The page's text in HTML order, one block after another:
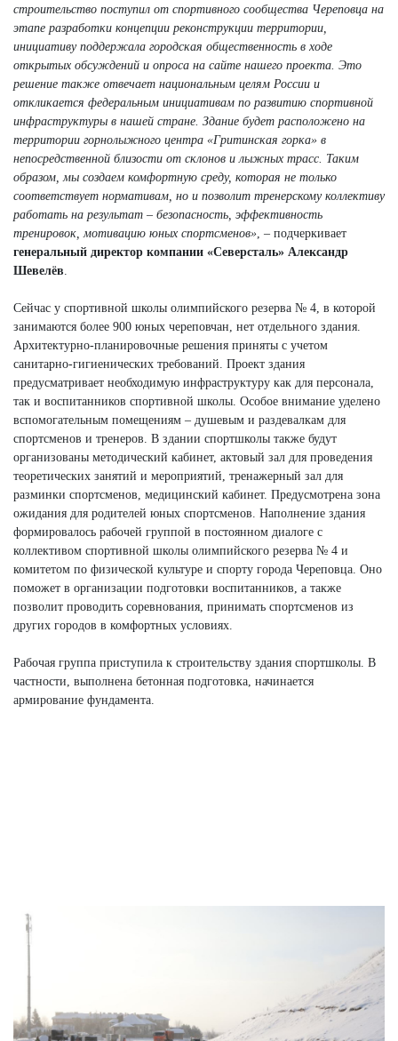
строительство поступил от спортивного сообщества Череповца на
этапе разработки концепции реконструкции территории,
инициативу поддержала городская общественность в ходе
открытых обсуждений и опроса на сайте нашего проекта. Это
решение также отвечает национальным целям России и
откликается федеральным инициативам по развитию спортивной
инфраструктуры в нашей стране. Здание будет расположено на
территории горнолыжного центра «Гритинская горка» в
непосредственной близости от склонов и лыжных трасс. Таким
образом, мы создаем комфортную среду, которая не только
соответствует нормативам, но и позволит тренерскому коллективу
работать на результат – безопасность, эффективность
тренировок, мотивацию юных спортсменов» , – подчеркивает
генеральный директор компании «Северсталь» Александр
Шевелёв
Сейчас у спортивной школы олимпийского резерва № 4, в которой
занимаются более 900 юных череповчан, нет отдельного здания.
Архитектурно-планировочные решения приняты с учетом
санитарно-гигиенических требований. Проект здания
предусматривает необходимую инфраструктуру как для персонала,
так и воспитанников спортивной школы. Особое внимание уделено
вспомогательным помещениям – душевым и раздевалкам для
спортсменов и тренеров. В здании спортшколы также будут
организованы методический кабинет, актовый зал для проведения
теоретических занятий и мероприятий, тренажерный зал для
разминки спортсменов, медицинский кабинет. Предусмотрена зона
ожидания для родителей юных спортсменов. Наполнение здания
формировалось рабочей группой в постоянном диалоге с
коллективом спортивной школы олимпийского резерва № 4 и
комитетом по физической культуре и спорту города Череповца. Оно
поможет в организации подготовки воспитанников, а также
позволит проводить соревнования, принимать спортсменов из
других городов в комфортных условиях.
Рабочая группа приступила к строительству здания спортшколы. В
частности, выполнена бетонная подготовка, начинается
армирование фундамента.